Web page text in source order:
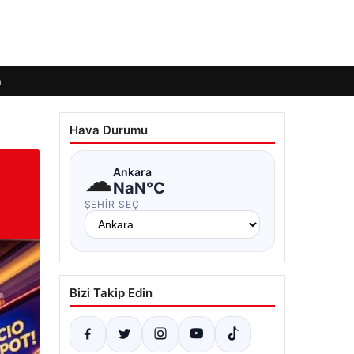
Hava Durumu
☁Ankara
NaN°C
ŞEHIR SEÇ
Bizi Takip Edin